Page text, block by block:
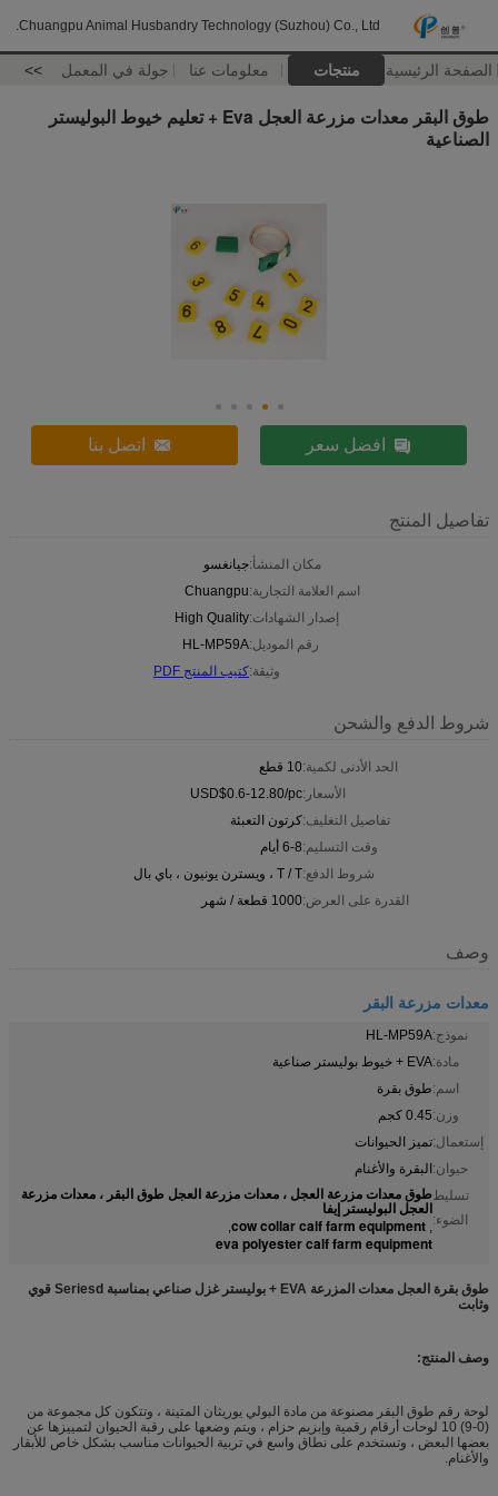
Chuangpu Animal Husbandry Technology (Suzhou) Co., Ltd.
الصفحة الرئيسية منتجات معلومات عنا جولة في المعمل >>
طوق البقر معدات مزرعة العجل Eva + تعليم خيوط البوليستر
الصناعية
افضل سعر اتصل بنا
تفاصيل المنتج
مكان المنشأ:جيانغسو
اسم العلامة التجارية:Chuangpu
إصدار الشهادات:High Quality
رقم الموديل:HL-MP59A
وثيقة:كتيب المنتج PDF
شروط الدفع والشحن
الحد الأدنى لكمية:10 قطع
الأسعار:USD$0.6-12.80/pc
تفاصيل التغليف:كرتون التعبئة
وقت التسليم:6-8 أيام
شروط الدفع:T / T ، ويسترن يونيون ، باي بال
القدرة على العرض:1000 قطعة / شهر
وصف
معدات مزرعة البقر
نموذج:HL-MP59A
مادة:EVA + خيوط بوليستر صناعية
اسم:طوق بقرة
وزن:0.45 كجم
إستعمال:تميز الحيوانات
حيوان:البقرة والأغنام
تسليط
الضوء:
طوق معدات مزرعة العجل ، معدات مزرعة العجل طوق البقر ، معدات مزرعة
العجل البوليستر إيفا
,
cow collar calf farm equipment
,
eva polyester calf farm equipment
طوق بقرة العجل معدات المزرعة EVA + بوليستر غزل صناعي بمناسبة Seriesd قوي
وثابت
وصف المنتج:
لوحة رقم طوق البقر مصنوعة من مادة البولي يوريثان المتينة ، وتتكون كل مجموعة من
(0-9) 10 لوحات أرقام رقمية وإبزيم حزام ، ويتم وضعها على رقبة الحيوان لتمييزها عن
بعضها البعض ، وتستخدم على نطاق واسع في تربية الحيوانات مناسب بشكل خاص للأبقار
والأغنام.